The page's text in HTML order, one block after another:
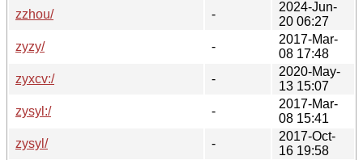
zzhou/
-
2024-Jun-
20 06:27
zyzy/
-
2017-Mar-
08 17:48
zyxcv:/
-
2020-May-
13 15:07
zysyl:/
-
2017-Mar-
08 15:41
zysyl/
-
2017-Oct-
16 19:58